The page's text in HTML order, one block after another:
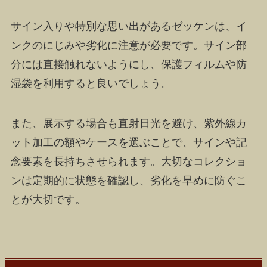
サイン入りや特別な思い出があるゼッケンは、イ
ンクのにじみや劣化に注意が必要です。サイン部
分には直接触れないようにし、保護フィルムや防
湿袋を利用すると良いでしょう。
また、展示する場合も直射日光を避け、紫外線カ
ット加工の額やケースを選ぶことで、サインや記
念要素を長持ちさせられます。大切なコレクショ
ンは定期的に状態を確認し、劣化を早めに防ぐこ
とが大切です。